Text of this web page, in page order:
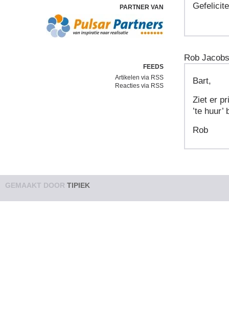
PARTNER VAN
FEEDS
Artikelen via RSS
Reacties via RSS
Rob
Bart,
Ziet er
’te
Rob
GEMAAKT DOOR TIPIEK